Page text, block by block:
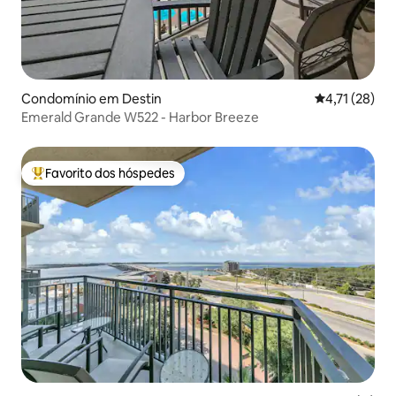
Condomínio em Destin
4,71 (28)
Emerald Grande W522 - Harbor Breeze
Favoritos dos hóspedes mais apreciados
Favorito dos hóspedes